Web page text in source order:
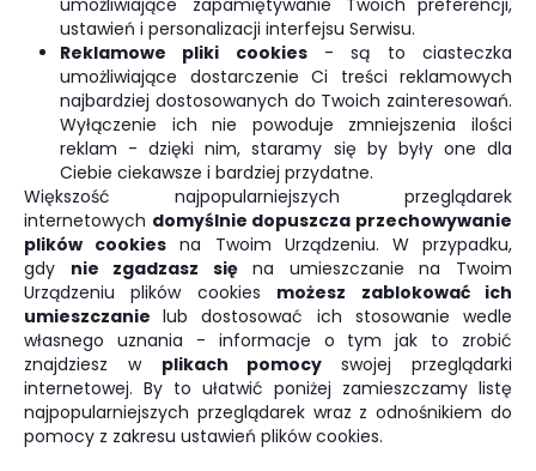
umożliwiające 'zapamiętywanie' Twoich preferencji,
ustawień i personalizacji interfejsu Serwisu.
Reklamowe pliki cookies- są to ciasteczka
umożliwiające dostarczenie Ci treści reklamowych
najbardziej dostosowanych do Twoich zainteresowań.
Wyłączenie ich nie powoduje zmniejszenia ilości
reklam - dzięki nim, staramy się by były one dla
Ciebie ciekawsze i bardziej przydatne.
Większość najpopularniejszych przeglądarek
internetowych domyślnie dopuszcza przechowywanie
plików cookies na Twoim Urządzeniu. W przypadku,
gdy nie zgadzasz sięna umieszczanie na Twoim
Urządzeniu plików cookies możesz zablokować ich
umieszczanielub dostosować ich stosowanie wedle
własnego uznania - informacje o tym jak to zrobić
znajdziesz w plikach pomocyswojej przeglądarki
internetowej. By to ułatwić poniżej zamieszczamy listę
najpopularniejszych przeglądarek wraz z odnośnikiem do
pomocy z zakresu ustawień plików cookies.